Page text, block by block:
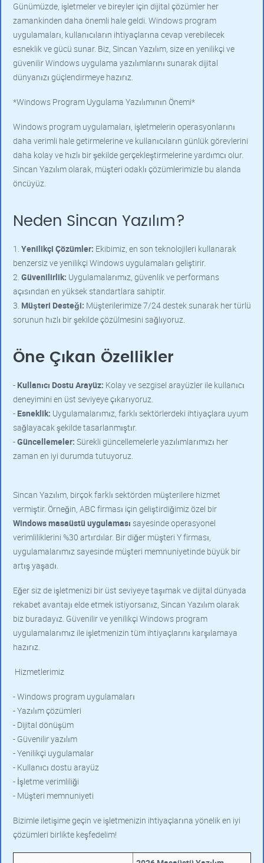
Günümüzde, işletmeler ve bireyler için dijital çözümler her
zamankinden daha önemli hale geldi. Windows program
uygulamaları, kullanıcıların ihtiyaçlarına cevap verebilecek
esneklik ve gücü sunar. Biz, Sincan Yazılım, size en yenilikçi ve
güvenilir Windows uygulama yazılımlarını sunarak dijital
dünyanızı güçlendirmeye hazırız.
*Windows Program Uygulama Yazılımının Önemi*
Windows program uygulamaları, işletmelerin operasyonlarını
daha verimli hale getirmelerine ve kullanıcıların günlük görevlerini
daha kolay ve hızlı bir şekilde gerçekleştirmelerine yardımcı olur.
Sincan Yazılım olarak, müşteri odaklı çözümlerimizle bu alanda
öncüyüz.
Neden Sincan Yazılım?
1. Yenilikçi Çözümler: Ekibimiz, en son teknolojileri kullanarak
benzersiz ve yenilikçi Windows uygulamaları geliştirir.
2. Güvenilirlik: Uygulamalarımız, güvenlik ve performans
açısından en yüksek standartlara sahiptir.
3. Müşteri Desteği: Müşterilerimize 7/24 destek sunarak her türlü
sorunun hızlı bir şekilde çözülmesini sağlıyoruz.
Öne Çıkan Özellikler
- Kullanıcı Dostu Arayüz: Kolay ve sezgisel arayüzler ile kullanıcı
deneyimini en üst seviyeye çıkarıyoruz.
- Esneklik: Uygulamalarımız, farklı sektörlerdeki ihtiyaçlara uyum
sağlayacak şekilde tasarlanmıştır.
-Güncellemeler: Sürekli güncellemelerle yazılımlarımızı her
zaman en iyi durumda tutuyoruz.
Sincan Yazılım, birçok farklı sektörden müşterilere hizmet
vermiştir. Örneğin, ABC firması için geliştirdiğimiz özel bir
Windows masaüstü uygulaması sayesinde operasyonel
verimliliklerini %30 artırdılar. Bir diğer müşteri Y firması,
uygulamalarımız sayesinde müşteri memnuniyetinde büyük bir
artış yaşadı.
Eğer siz de işletmenizi bir üst seviyeye taşımak ve dijital dünyada
rekabet avantajı elde etmek istiyorsanız, Sincan Yazılım olarak
biz buradayız. Güvenilir ve yenilikçi Windows program
uygulamalarımız ile işletmenizin tüm ihtiyaçlarını karşılamaya
hazırız.
Hizmetlerimiz
- Windows program uygulamaları
- Yazılım çözümleri
- Dijital dönüşüm
- Güvenilir yazılım
- Yenilikçi uygulamalar
- Kullanıcı dostu arayüz
- İşletme verimliliği
- Müşteri memnuniyeti
Bizimle iletişime geçin ve işletmenizin ihtiyaçlarına yönelik en iyi
çözümleri birlikte keşfedelim!